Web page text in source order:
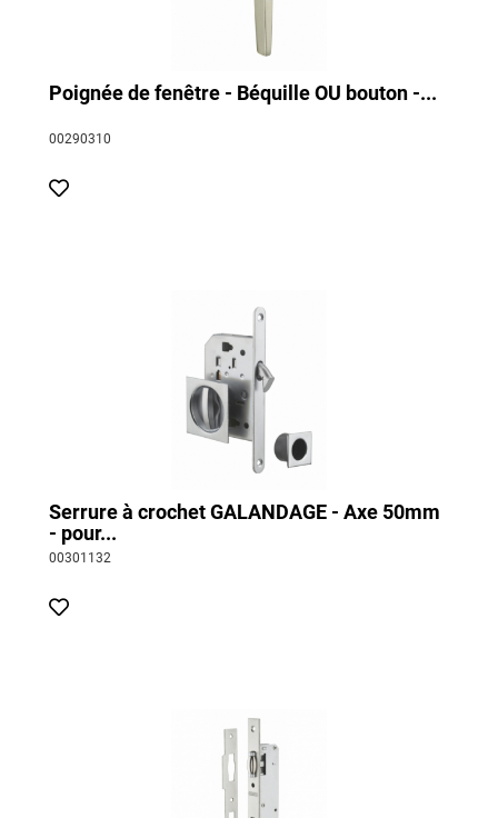
Poignée de fenêtre - Béquille OU bouton -...
00290310
Serrure à crochet GALANDAGE - Axe 50mm
- pour...
00301132